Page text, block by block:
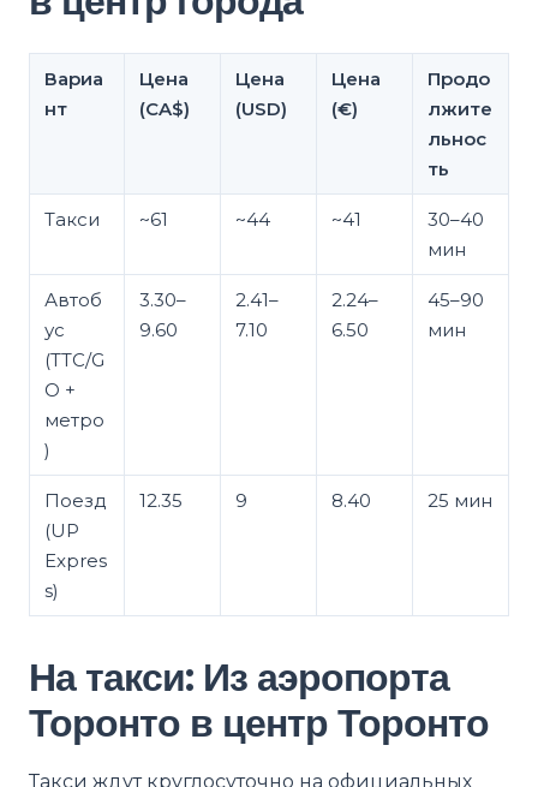
Вариа
нт
Цена
(CA$)
Цена
(USD)
Цена
(€)
Продо
лжите
льнос
ть
Такси ~61 ~44 ~41
30–40
мин
Автоб
ус
(TTC/G
O +
метро
)
3.30–
9.60
2.41–
7.10
2.24–
6.50
45–90
мин
Поезд
(UP
Expres
s)
12.35 9 8.40 25 мин
На такси: Из аэропорта
Торонто в центр Торонто
Такси ждут круглосуточно на официальных